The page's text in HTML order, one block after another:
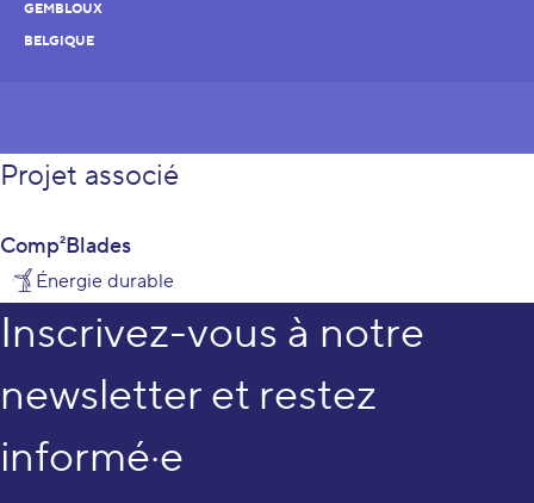
GEMBLOUX
BELGIQUE
Projet associé
Comp²Blades
Énergie durable
Inscrivez-vous à notre
newsletter et restez
informé·e